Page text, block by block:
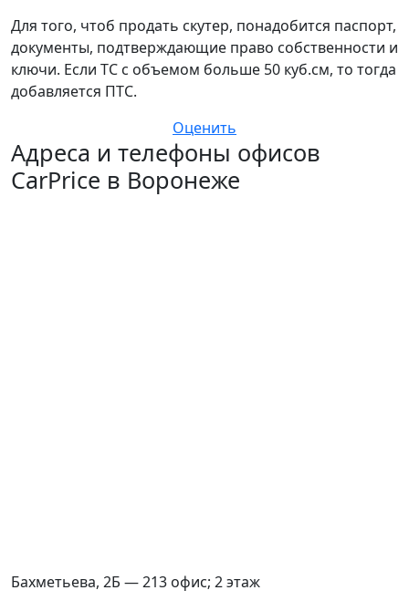
Для того, чтоб продать скутер, понадобится паспорт,
документы, подтверждающие право собственности и
ключи. Если ТС с объемом больше 50 куб.см, то тогда
добавляется ПТС.
Оценить
Адреса и телефоны офисов
CarPrice в Воронеже
Бахметьева, 2Б — 213 офис; 2 этаж